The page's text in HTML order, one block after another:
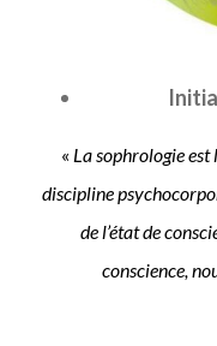
« La sophrologie est
discipline
de l’état de
conscience,